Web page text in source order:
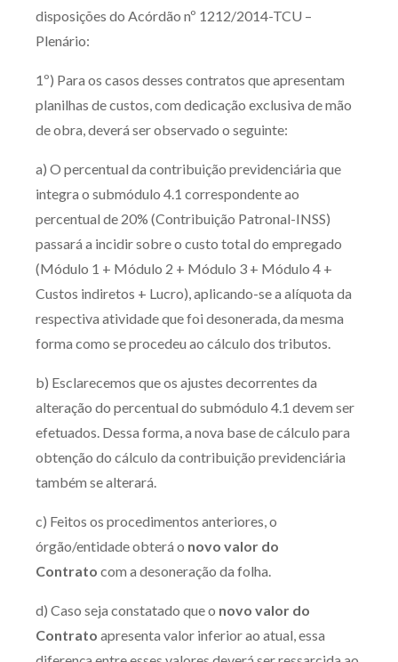
disposições do Acórdão nº 1212/2014-TCU –
Plenário:
1º) Para os casos desses contratos que apresentam
planilhas de custos, com dedicação exclusiva de mão
de obra, deverá ser observado o seguinte:
a) O percentual da contribuição previdenciária que
integra o submódulo 4.1 correspondente ao
percentual de 20% (Contribuição Patronal-INSS)
passará a incidir sobre o custo total do empregado
(Módulo 1 + Módulo 2 + Módulo 3 + Módulo 4 +
Custos indiretos + Lucro), aplicando-se a alíquota da
respectiva atividade que foi desonerada, da mesma
forma como se procedeu ao cálculo dos tributos.
b) Esclarecemos que os ajustes decorrentes da
alteração do percentual do submódulo 4.1 devem ser
efetuados. Dessa forma, a nova base de cálculo para
obtenção do cálculo da contribuição previdenciária
também se alterará.
c) Feitos os procedimentos anteriores, o
órgão/entidade obterá o novo valor do
Contrato com a desoneração da folha.
d) Caso seja constatado que o novo valor do
Contrato apresenta valor inferior ao atual, essa